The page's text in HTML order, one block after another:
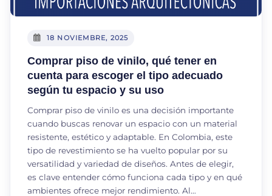
18 NOVIEMBRE, 2025
Comprar piso de vinilo, qué tener en
cuenta para escoger el tipo adecuado
según tu espacio y su uso
Comprar piso de vinilo es una decisión importante
cuando buscas renovar un espacio con un material
resistente, estético y adaptable. En Colombia, este
tipo de revestimiento se ha vuelto popular por su
versatilidad y variedad de diseños. Antes de elegir,
es clave entender cómo funciona cada tipo y en qué
ambientes ofrece mejor rendimiento. Al…